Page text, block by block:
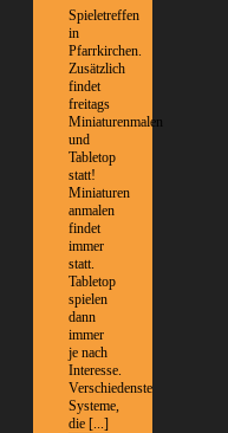
Spieletreffen
in
Pfarrkirchen.
Zusätzlich
findet
freitags
Miniaturenmalen
und
Tabletop
statt!
Miniaturen
anmalen
findet
immer
statt.
Tabletop
spielen
dann
immer
je nach
Interesse.
Verschiedenste
Systeme,
die [...]